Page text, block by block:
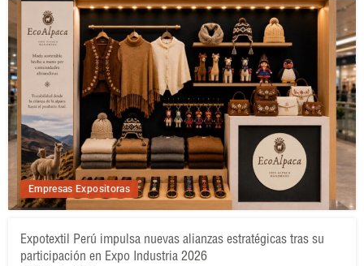
Empresas Expositoras
Expotextil Perú impulsa nuevas alianzas estratégicas tras su
participación en Expo Industria 2026